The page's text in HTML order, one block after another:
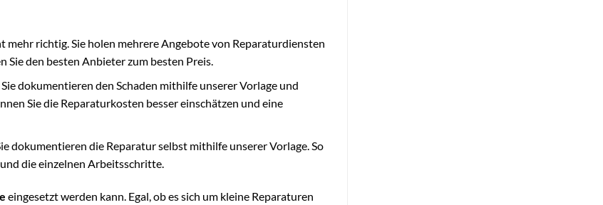
richtig. Sie holen mehrere Angebote von Reparaturdiensten
Sie den besten Anbieter zum besten Preis.
dokumentieren den Schaden mithilfe unserer Vorlage und
Sie die Reparaturkosten besser einschätzen und eine
dokumentieren die Reparatur selbst mithilfe unserer Vorlage. So
die einzelnen Arbeitsschritte.
eingesetzt werden kann. Egal, ob es sich um kleine Reparaturen